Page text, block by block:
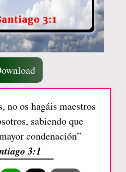
no os hagáis maestros
sabiendo que
condenación”
3:1